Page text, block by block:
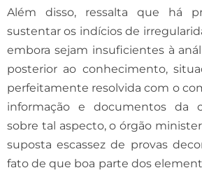
Além disso, ressalta que há
sustentar os indícios de
embora sejam insuficientes à
posterior ao conhecimento,
perfeitamente resolvida com o
informação e documentos da
sobre tal aspecto, o órgão
suposta escassez de provas
fato de que boa parte dos